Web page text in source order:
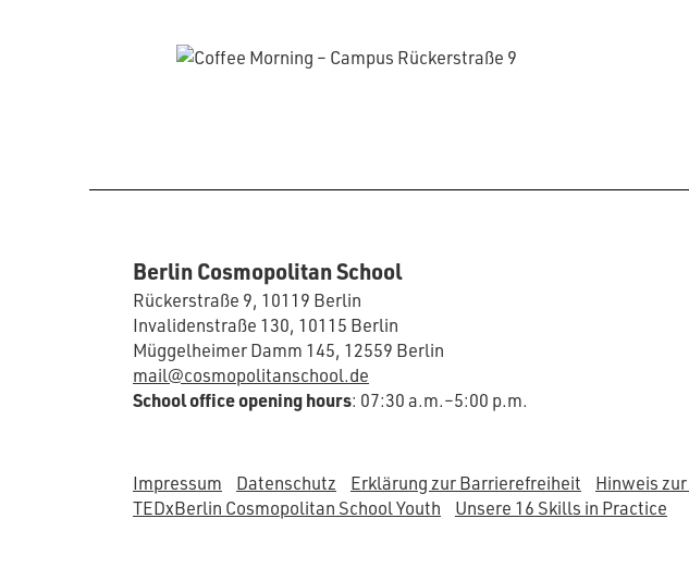
Berlin Cosmopolitan School
Rückerstraße 9, 10119 Berlin
Invalidenstraße 130, 10115 Berlin
Müggelheimer Damm 145, 12559 Berlin
mail@cosmopolitanschool.de
School office opening hours: 07:30 a.m.–5:00 p.m.
Impressum Datenschutz Erklärung zur Barrierefreiheit Hinweis
TEDxBerlin Cosmopolitan School Youth
Unsere 16 Skills in Practice